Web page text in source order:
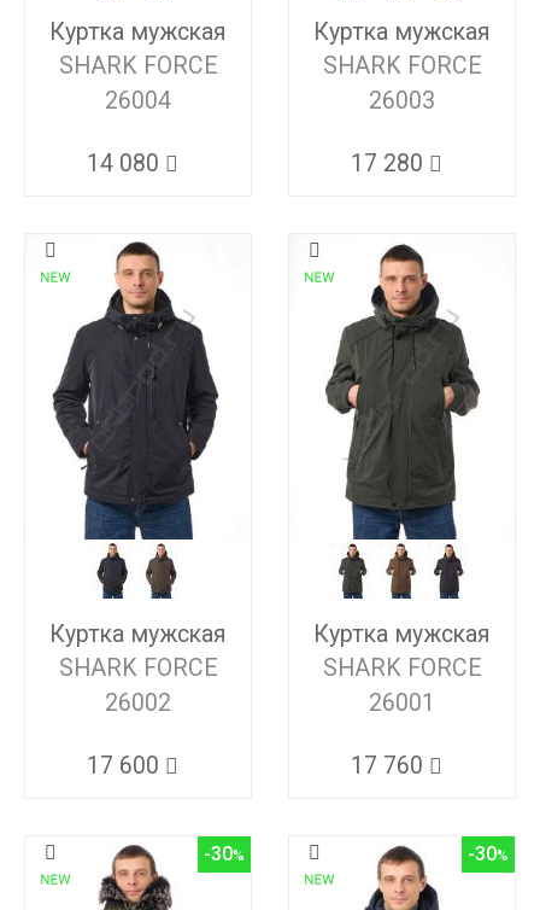
Куртка мужская
SHARK FORCE
26004
14 080
Куртка мужская
SHARK FORCE
26003
17 280
Куртка мужская
SHARK FORCE
26002
17 600
Куртка мужская
SHARK FORCE
26001
17 760
-30 -30